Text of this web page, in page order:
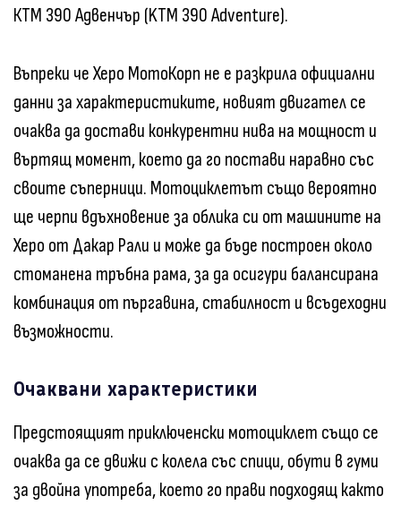
КТМ 390 Адвенчър (KTM 390 Adventure).
Въпреки че Херо МотоКорп не е разкрила официални
данни за характеристиките, новият двигател се
очаква да достави конкурентни нива на мощност и
въртящ момент, което да го постави наравно със
своите съперници. Мотоциклетът също вероятно
ще черпи вдъхновение за облика си от машините на
Херо от Дакар Рали и може да бъде построен около
стоманена тръбна рама, за да осигури балансирана
комбинация от пъргавина, стабилност и всъдеходни
възможности.
Очаквани характеристики
Предстоящият приключенски мотоциклет също се
очаква да се движи с колела със спици, обути в гуми
за двойна употреба, което го прави подходящ както